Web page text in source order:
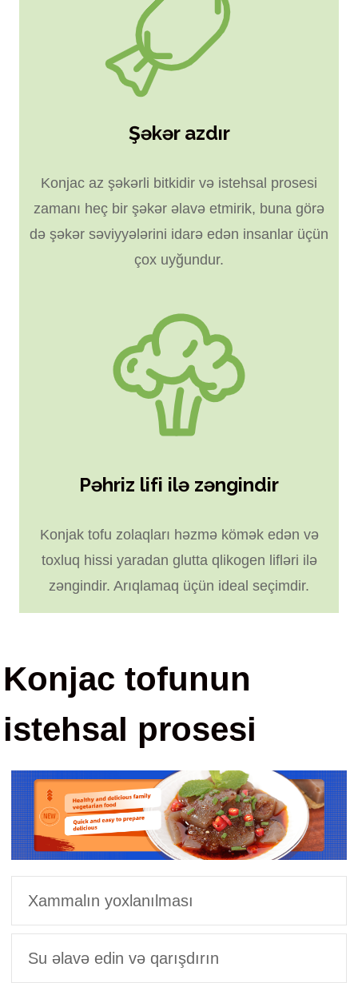
Şəkər azdır
Konjac az şəkərli bitkidir və istehsal prosesi
zamanı heç bir şəkər əlavə etmirik, buna görə
də şəkər səviyyələrini idarə edən insanlar üçün
çox uyğundur.
Pəhriz lifi ilə zəngindir
Konjak tofu zolaqları həzmə kömək edən və
toxluq hissi yaradan glutta qlikogen lifləri ilə
zəngindir. Arıqlamaq üçün ideal seçimdir.
Konjac tofunun
istehsal prosesi
Xammalın yoxlanılması
Su əlavə edin və qarışdırın